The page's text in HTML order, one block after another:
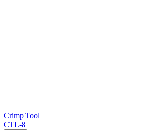
Crimp Tool
CTL-8